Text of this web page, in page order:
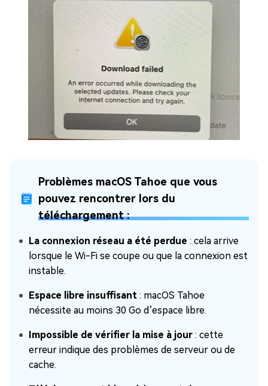
Problèmes macOS Tahoe que vous
pouvez rencontrer lors du
téléchargement :
La connexion réseau a été perdue : cela arrive
lorsque le Wi-Fi se coupe ou que la connexion est
instable.
Espace libre insuffisant : macOS Tahoe
nécessite au moins 30 Go d’espace libre.
Impossible de vérifier la mise à jour : cette
erreur indique des problèmes de serveur ou de
cache.